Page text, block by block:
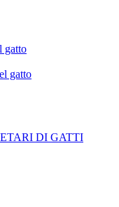
gatto
gatto
DI GATTI